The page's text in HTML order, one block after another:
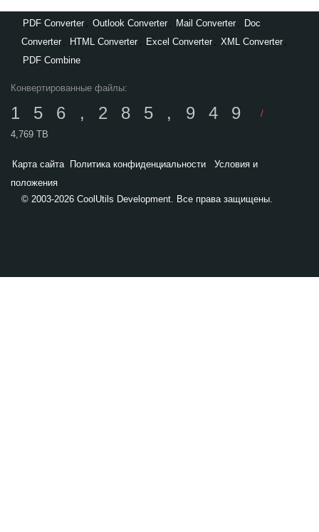
PDF Converter , Outlook Converter , Mail Converter ,
Doc
Converter , HTML Converter , Excel Converter , XML Converter ,
PDF Combine
Конвертированные файлы:
156,285,949
/
4,769 TB
Карта сайта Политика конфиденциальности
Условия и
положения
© 2003-2026 CoolUtils Development. Все права защищены.